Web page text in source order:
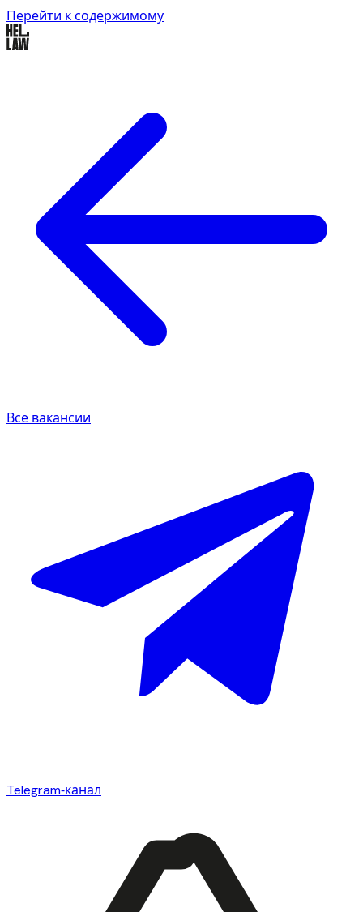
Перейти к содержимому
Все вакансии
Telegram‑канал